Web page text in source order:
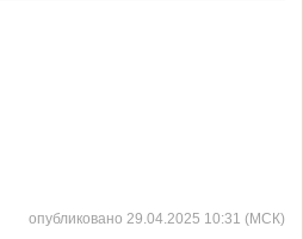
опубликовано 29.04.2025 10:31 (МСК)